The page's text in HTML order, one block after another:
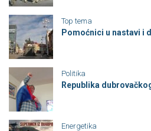
Top tema
Pomoćnici u nastavi i
Politika
Republika
Energetika